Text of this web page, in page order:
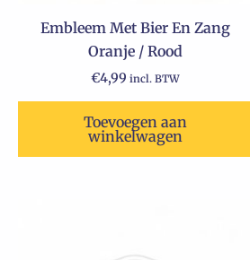
Embleem Met Bier En Zang
Oranje / Rood
€4,99 incl. BTW
Toevoegen aan
winkelwagen